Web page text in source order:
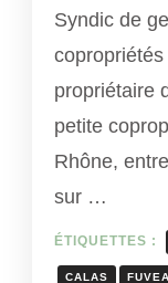
Syndic de
propriétaire
petite
Rhône,
sur …
ÉTIQUETTES :
CALAS